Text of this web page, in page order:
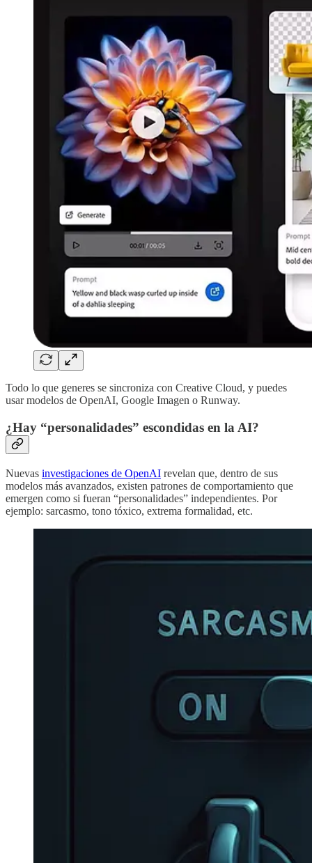
Todo lo que generes se sincroniza con Creative Cloud, y puedes
usar modelos de OpenAI, Google Imagen o Runway.
¿Hay “personalidades” escondidas en la AI?
Nuevas investigaciones de OpenAI revelan que, dentro de sus
modelos más avanzados, existen patrones de comportamiento que
emergen como si fueran “personalidades” independientes. Por
ejemplo: sarcasmo, tono tóxico, extrema formalidad, etc.